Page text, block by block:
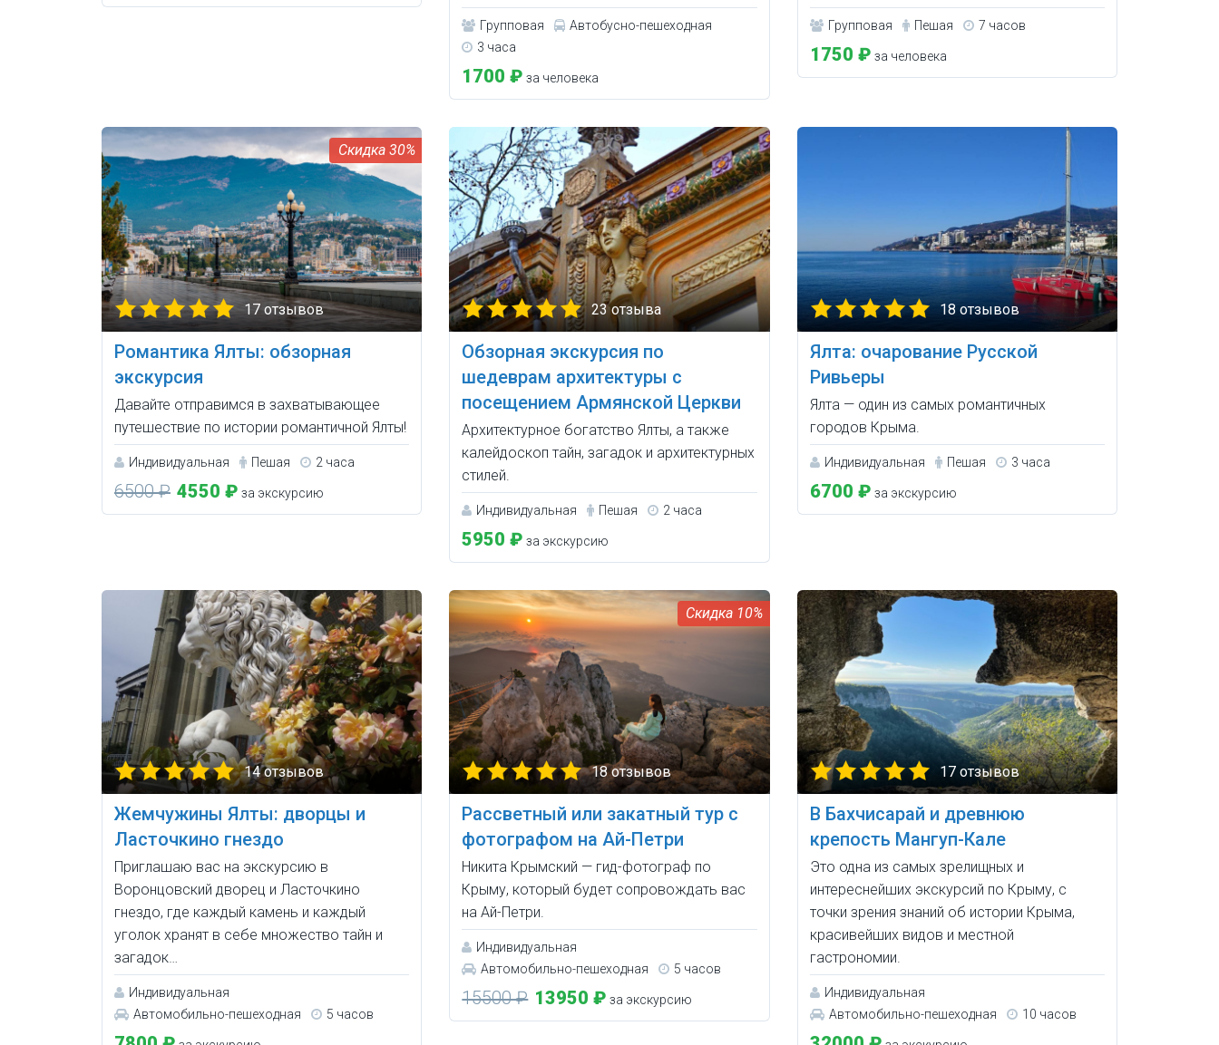
Групповая
Автобусно-пешеходная
3 часа
1700 ₽ за человека
Групповая Пешая 7 часов
1750 ₽ за человека
30%
17 отзывов
Романтика Ялты: обзорная
экскурсия
Давайте отправимся в захватывающее
путешествие по истории романтичной Ялты!
Индивидуальная Пешая 2 часа
6500 ₽ 4550 ₽ за экскурсию
23 отзыва
Обзорная экскурсия по
шедеврам архитектуры с
посещением Армянской Церкви
Архитектурное богатство Ялты, а также
калейдоскоп тайн, загадок и архитектурных
стилей.
Индивидуальная Пешая 2 часа
5950 ₽ за экскурсию
18 отзывов
Ялта: очарование Русской
Ривьеры
Ялта — один из самых романтичных
городов Крыма.
Индивидуальная Пешая 3 часа
6700 ₽ за экскурсию
14 отзывов
Жемчужины Ялты: дворцы и
Ласточкино гнездо
Приглашаю вас на экскурсию в
Воронцовский дворец и Ласточкино
гнездо, где каждый камень и каждый
уголок хранят в себе множество тайн и
загадок…
Индивидуальная
Автомобильно-пешеходная
5 часов
10%
18 отзывов
Рассветный или закатный тур с
фотографом на Ай-Петри
Никита Крымский — гид-фотограф по
Крыму, который будет сопровождать вас
на Ай-Петри.
Индивидуальная
Автомобильно-пешеходная
5 часов
15500 ₽ 13950 ₽ за экскурсию
17 отзывов
В Бахчисарай и древнюю
крепость Мангуп-Кале
Это одна из самых зрелищных и
интереснейших экскурсий по Крыму, с
точки зрения знаний об истории Крыма,
красивейших видов и местной
гастрономии.
Индивидуальная
Автомобильно-пешеходная
10 часов